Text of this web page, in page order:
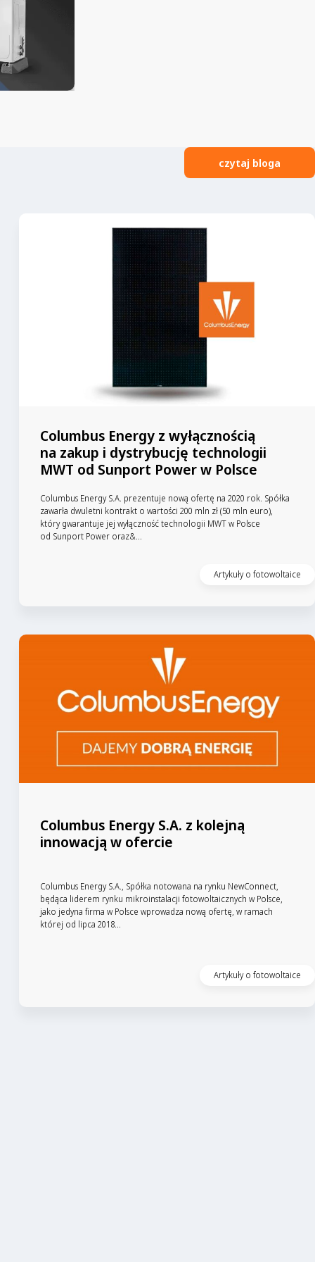
czytaj bloga
Columbus Energy z wyłącznością
na zakup i dystrybucję technologii
MWT od Sunport Power w Polsce
Columbus Energy S.A. prezentuje nową ofertę na 2020 rok. Spółka
zawarła dwuletni kontrakt o wartości 200 mln zł (50 mln euro),
który gwarantuje jej wyłączność technologii MWT w Polsce
od Sunport Power oraz&...
Artykuły o fotowoltaice
Columbus Energy S.A. z kolejną
innowacją w ofercie
Columbus Energy S.A., Spółka notowana na rynku NewConnect,
będąca liderem rynku mikroinstalacji fotowoltaicznych w Polsce,
jako jedyna firma w Polsce wprowadza nową ofertę, w ramach
której od lipca 2018...
Artykuły o fotowoltaice